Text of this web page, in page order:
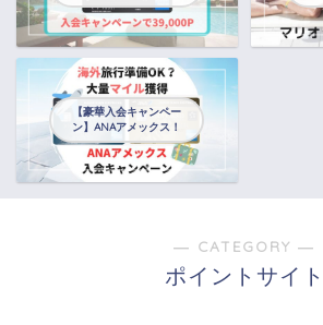
【豪華入会キャンペー
ン】ANAアメックス！
― CATEGORY ―
ポイントサイト